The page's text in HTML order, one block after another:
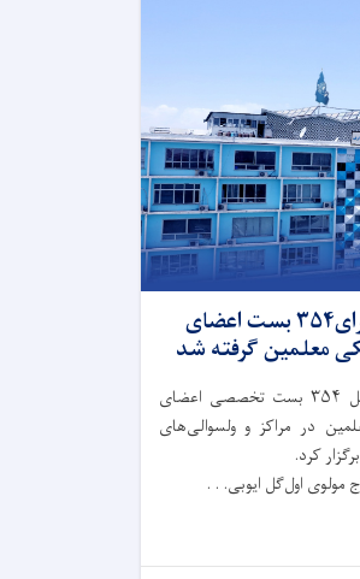
آزمون رقابتی جمعی برای۳۵۴ بست اعضای
معلمین گرفته شد
وزارت معارف به‌ منظور تکمیل ۳۵۴ بست تخصصی اعضای
در مراکز و ولسوالی‌های
کرد.
مولوی اول‌گل ایوبی. . .